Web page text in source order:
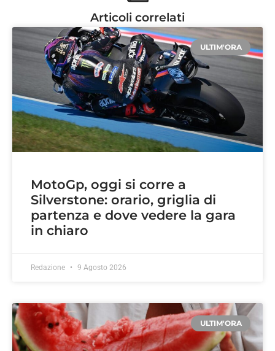
Articoli correlati
ULTIM'ORA
MotoGp, oggi si corre a
Silverstone: orario, griglia di
partenza e dove vedere la gara
in chiaro
Redazione 9 Agosto 2026
ULTIM'ORA